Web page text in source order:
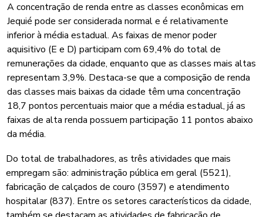
A concentração de renda entre as classes econômicas em
Jequié pode ser considerada normal e é relativamente
inferior à média estadual. As faixas de menor poder
aquisitivo (E e D) participam com 69,4% do total de
remunerações da cidade, enquanto que as classes mais altas
representam 3,9%. Destaca-se que a composição de renda
das classes mais baixas da cidade têm uma concentração
18,7 pontos percentuais maior que a média estadual, já as
faixas de alta renda possuem participação 11 pontos abaixo
da média.
Do total de trabalhadores, as três atividades que mais
empregam são: administração pública em geral (5521),
fabricação de calçados de couro (3597) e atendimento
hospitalar (837). Entre os setores característicos da cidade,